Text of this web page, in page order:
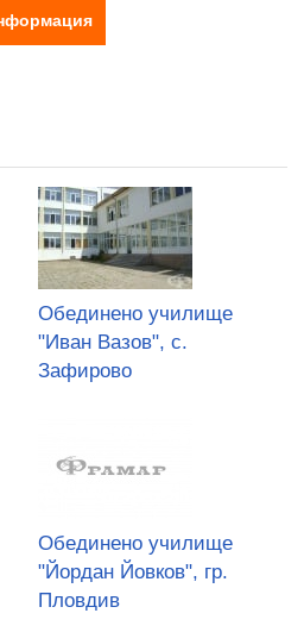
Обединено училище
"Иван Вазов", с.
Зафирово
Обединено училище
"Йордан Йовков", гр.
Пловдив